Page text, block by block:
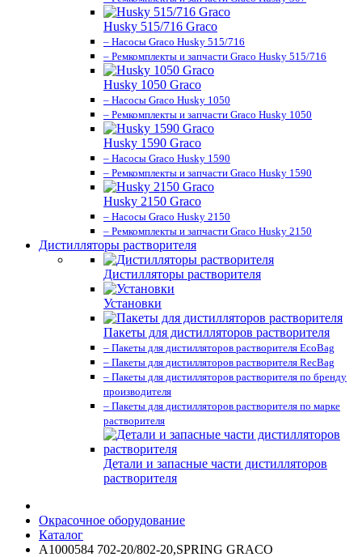
Husky 515/716 Graco
– Насосы Graco Husky 515/716
– Ремкомплекты и запчасти Graco Husky 515/716
Husky 1050 Graco
– Насосы Graco Husky 1050
– Ремкомплекты и запчасти Graco Husky 1050
Husky 1590 Graco
– Насосы Graco Husky 1590
– Ремкомплекты и запчасти Graco Husky 1590
Husky 2150 Graco
– Насосы Graco Husky 2150
– Ремкомплекты и запчасти Graco Husky 2150
Дистилляторы растворителя
Дистилляторы растворителя
Установки
Пакеты для дистилляторов растворителя
– Пакеты для дистилляторов растворителя EcoBag
– Пакеты для дистилляторов растворителя RecBag
– Пакеты для дистилляторов растворителя по бренду
производителя
– Пакеты для дистилляторов растворителя по марке
растворителя
Детали и запасные части дистилляторов
растворителя
Окрасочное оборудование
Каталог
A1000584 702-20/802-20,SPRING GRACO